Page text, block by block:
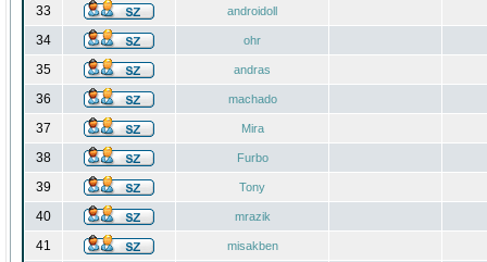
33 androidoll
34 ohr
35 andras
36 machado
37 Mira
38 Furbo
39 Tony
40 mrazik
41 misakben